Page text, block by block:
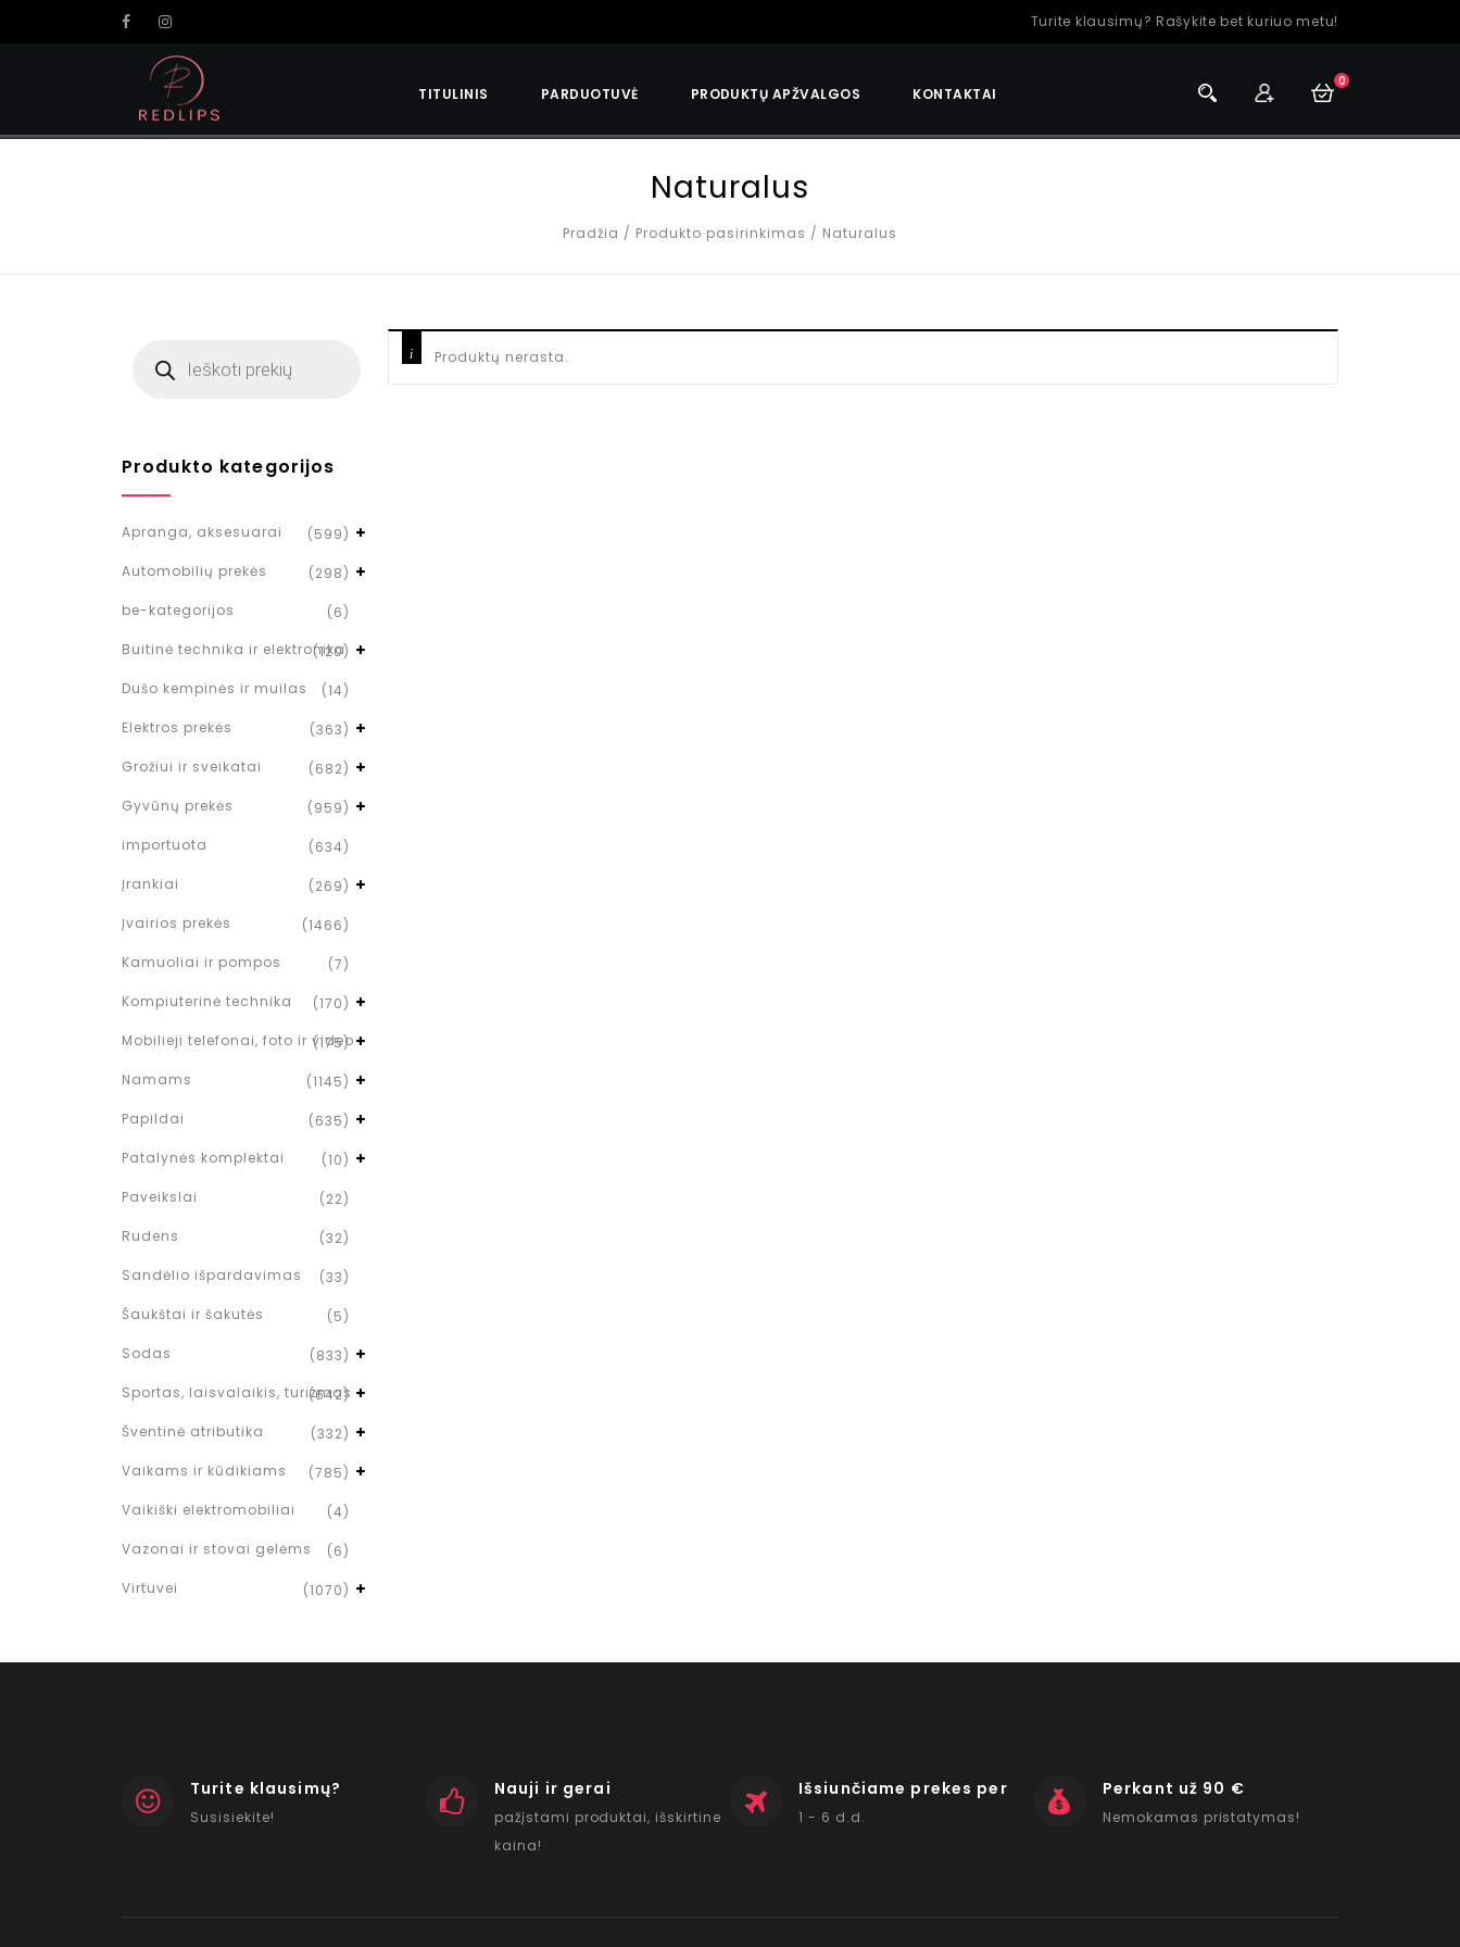
Turite klausimų? Rašykite bet kuriuo metu!
TITULINIS PARDUOTUVĖ PRODUKTŲ APŽVALGOS KONTAKTAI
0
Naturalus
Pradžia / Produkto pasirinkimas / Naturalus
Produktų nerasta.
Produkto kategorijos
Apranga, aksesuarai
(599)
Automobilių prekės
(298)
be-kategorijos
(6)
Buitinė technika ir elektronika
(120)
Dušo kempinės ir muilas
(14)
Elektros prekės
(363)
Grožiui ir sveikatai
(682)
Gyvūnų prekės
(959)
importuota
(634)
Įrankiai
(269)
Įvairios prekės
(1466)
Kamuoliai ir pompos
(7)
Kompiuterinė technika
(170)
Mobilieji telefonai, foto ir video
(175)
Namams
(1145)
Papildai
(635)
Patalynės komplektai
(10)
Paveikslai
(22)
Rudens
(32)
Sandėlio išpardavimas
(33)
Šaukštai ir šakutės
(5)
Sodas
(833)
Sportas, laisvalaikis, turizmas
(642)
Šventinė atributika
(332)
Vaikams ir kūdikiams
(785)
Vaikiški elektromobiliai
(4)
Vazonai ir stovai gelėms
(6)
Virtuvei
(1070)
Turite klausimų?
Susisiekite!
Nauji ir gerai
pažįstami produktai, išskirtine
kaina!
Išsiunčiame prekes per
1 - 6 d.d.
Perkant už 90 €
Nemokamas pristatymas!